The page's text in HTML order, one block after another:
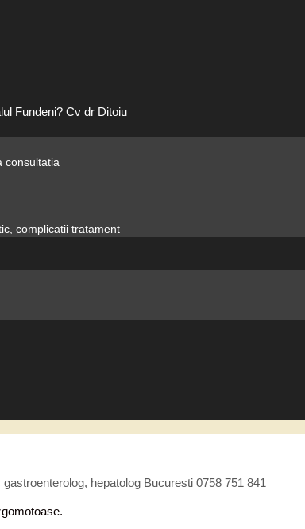
Fundeni? Cv dr Ditoiu
consultatia
complicatii tratament
hepatolog Bucuresti 0758 751 841